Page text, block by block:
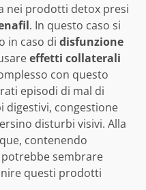
nei prodotti detox presi
. In questo caso si
in caso di disfunzione
effetti collaterali
con questo
episodi di mal di
digestivi, congestione
disturbi visivi. Alla
contenendo
sembrare
questi prodotti